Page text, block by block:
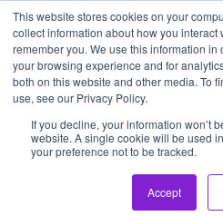
This website stores cookies on your
collect information about how you
remember you. We use this information
your browsing experience and for
both on this website and other media. To
use, see our Privacy Policy.
If you decline, your information won’t
website. A single cookie will be used
your preference not to be tracked.
Accept
アセアンで働く
で1000万円貯金